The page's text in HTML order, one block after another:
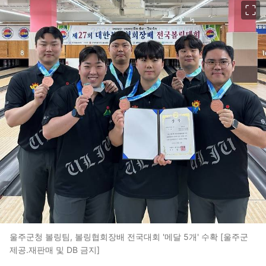
울주군청 볼링팀, 볼링협회장배 전국대회 '메달 5개' 수확 [울주군
제공.재판매 및 DB 금지]